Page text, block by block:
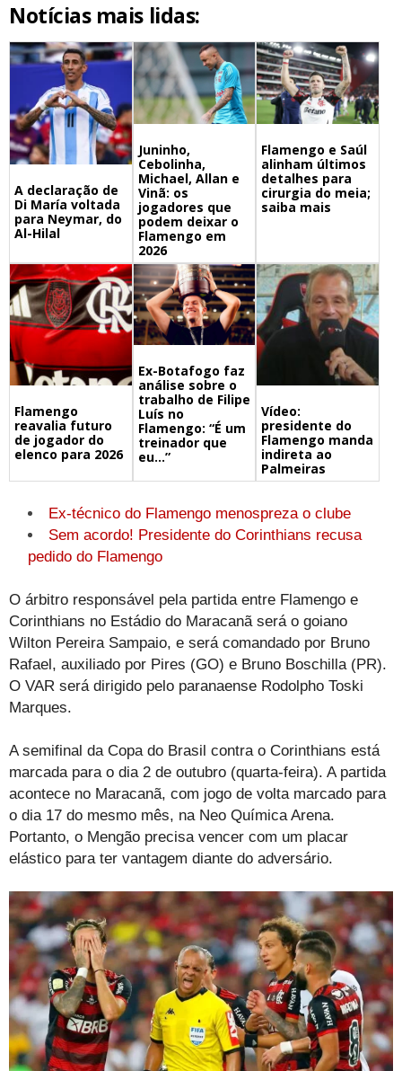
Notícias mais lidas:
A declaração de
Di María voltada
para Neymar, do
Al-Hilal
Juninho,
Cebolinha,
Michael, Allan e
Vinã: os
jogadores que
podem deixar o
Flamengo em
2026
Flamengo e Saúl
alinham últimos
detalhes para
cirurgia do meia;
saiba mais
Flamengo
reavalia futuro
de jogador do
elenco para 2026
Ex-Botafogo faz
análise sobre o
trabalho de Filipe
Luís no
Flamengo: “É um
treinador que
eu…”
Vídeo:
presidente do
Flamengo manda
indireta ao
Palmeiras
Ex-técnico do Flamengo menospreza o clube
Sem acordo! Presidente do Corinthians recusa
pedido do Flamengo
O árbitro responsável pela partida entre Flamengo e
Corinthians no Estádio do Maracanã será o goiano
Wilton Pereira Sampaio, e será comandado por Bruno
Rafael, auxiliado por Pires (GO) e Bruno Boschilla (PR).
O VAR será dirigido pelo paranaense Rodolpho Toski
Marques.
A semifinal da Copa do Brasil contra o Corinthians está
marcada para o dia 2 de outubro (quarta-feira). A partida
acontece no Maracanã, com jogo de volta marcado para
o dia 17 do mesmo mês, na Neo Química Arena.
Portanto, o Mengão precisa vencer com um placar
elástico para ter vantagem diante do adversário.